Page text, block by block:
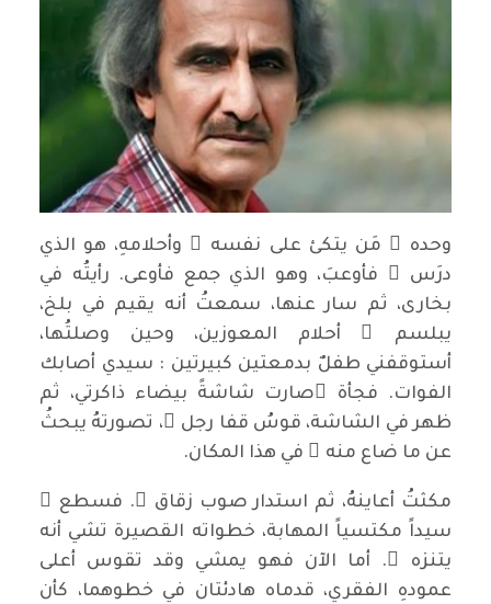
وحده ُ مَن يتكئ على نفسه ِ وأحلامهِ، هو الذي
درَس َ فأوعبَ، وهو الذي جمع فأوعى. رأيتُه في
بخارى، ثم سار عنها، سمعتُ أنه يقيم في بلخ،
يبلسم ُ أحلام المعوزين، وحين وصلتُها،
أستوقفني طفلٌ بدمعتين كبيرتين : سيدي أصابك
الفوات. فجأة ًصارت شاشةً بيضاء ذاكرتي، ثم
ظهر في الشاشة، قوسُ قفا رجل ٍ، تصورتهُ يبحثُ
عن ما ضاع منه ُ في هذا المكان.
مكثتُ أعاينهُ، ثم استدار صوب زقاق ٍ. فسطع َ
سيداً مكتسياً المهابة، خطواته القصيرة تشي أنه
يتنزه ُ. أما الآن فهو يمشي وقد تقوس أعلى
عمودهِ الفقري، قدماه هادئتان في خطوهما، كأن